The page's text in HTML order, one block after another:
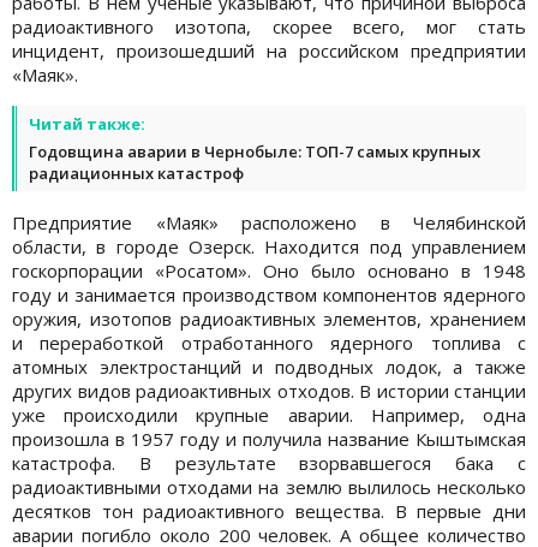
радиоактивного изотопа, скорее всего, мог стать
инцидент, произошедший на российском предприятии
«Маяк».
Читай также:
Годовщина аварии в Чернобыле: ТОП-7 самых крупных
радиационных катастроф
Предприятие «Маяк» расположено в Челябинской
области, в городе Озерск. Находится под управлением
госкорпорации «Росатом». Оно было основано в 1948
году и занимается производством компонентов ядерного
оружия, изотопов радиоактивных элементов, хранением
и переработкой отработанного ядерного топлива с
атомных электростанций и подводных лодок, а также
других видов радиоактивных отходов. В истории станции
уже происходили крупные аварии. Например, одна
произошла в 1957 году и получила название Кыштымская
катастрофа. В результате взорвавшегося бака с
радиоактивными отходами на землю вылилось несколько
десятков тон радиоактивного вещества. В первые дни
аварии погибло около 200 человек. А общее количество